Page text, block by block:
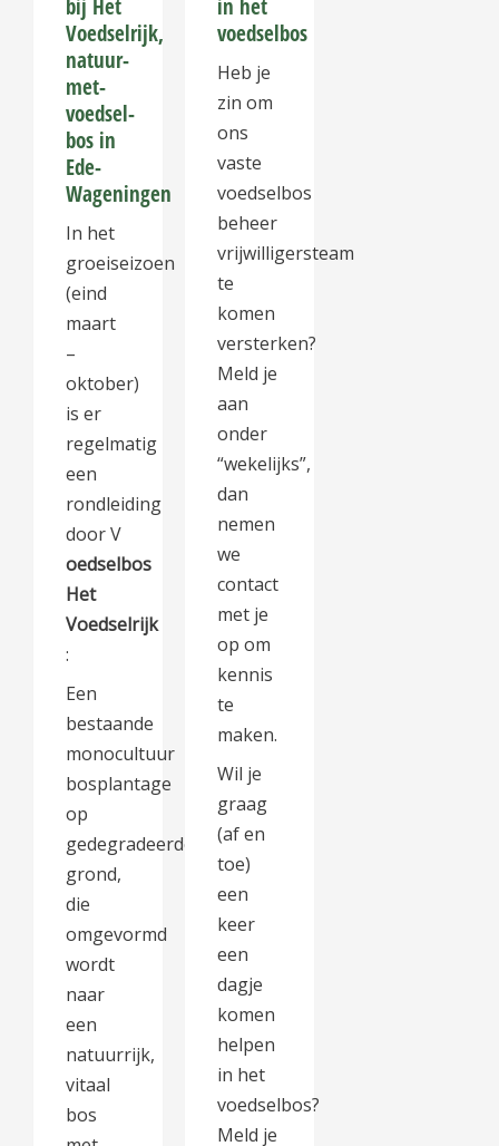
bij Het
Voedselrijk,
natuur-
met-
voedsel-
bos in
Ede-
Wageningen
In het
groeiseizoen
(eind
maart
–
oktober)
is er
regelmatig
een
rondleiding
door V
oedselbos
Het
Voedselrijk
:
Een
bestaande
monocultuur
bosplantage
op
gedegradeerde
grond,
die
omgevormd
wordt
naar
een
natuurrijk,
vitaal
bos
gekozen
worden
op
de
productpagina
in het
voedselbos
Heb je
zin om
ons
vaste
voedselbos
beheer
vrijwilligersteam
te
komen
versterken?
Meld je
aan
onder
“wekelijks”,
dan
nemen
we
contact
met je
op om
kennis
te
maken.
Wil je
graag
(af en
toe)
een
keer
een
dagje
komen
helpen
in het
voedselbos?
Meld je
gekozen
worden
op
de
productpagina